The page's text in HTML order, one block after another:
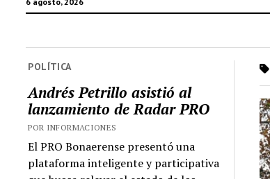
POLÍTICA
Andrés Petrillo asistió al
lanzamiento de Radar PRO
POR INFORMACIONES
El PRO Bonaerense presentó una
plataforma inteligente y participativa